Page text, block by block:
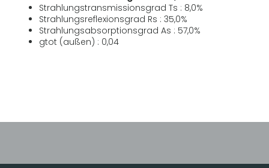
Strahlungstransmissionsgrad Ts : 8,0%
Strahlungsreflexionsgrad Rs : 35,0%
Strahlungsabsorptionsgrad As : 57,0%
gtot (außen) : 0,04